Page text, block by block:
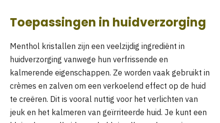
Toepassingen in huidverzorging
Menthol kristallen zijn een veelzijdig ingrediënt in
huidverzorging vanwege hun verfrissende en
kalmerende eigenschappen. Ze worden vaak gebruikt in
crèmes en zalven om een verkoelend effect op de huid
te creëren. Dit is vooral nuttig voor het verlichten van
jeuk en het kalmeren van geïrriteerde huid. Je kunt een